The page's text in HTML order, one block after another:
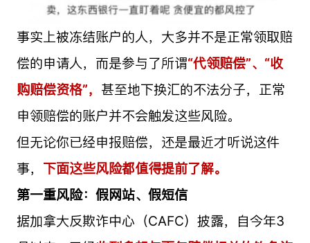
事实上被冻结账户的人，大多并不是正常领取赔
偿的申请人，而是参与了所谓“代领赔偿”、“收
购赔偿资格”， 甚至地下换汇的不法分子，正常
申领赔偿的账户并不会触发这些风险。
但无论你已经申报赔偿，还是最近才听说这件
事， 下面这些风险都值得提前了解。
第一重风险：假网站、假短信
据加拿大反欺诈中心（CAFC）披露，自今年3